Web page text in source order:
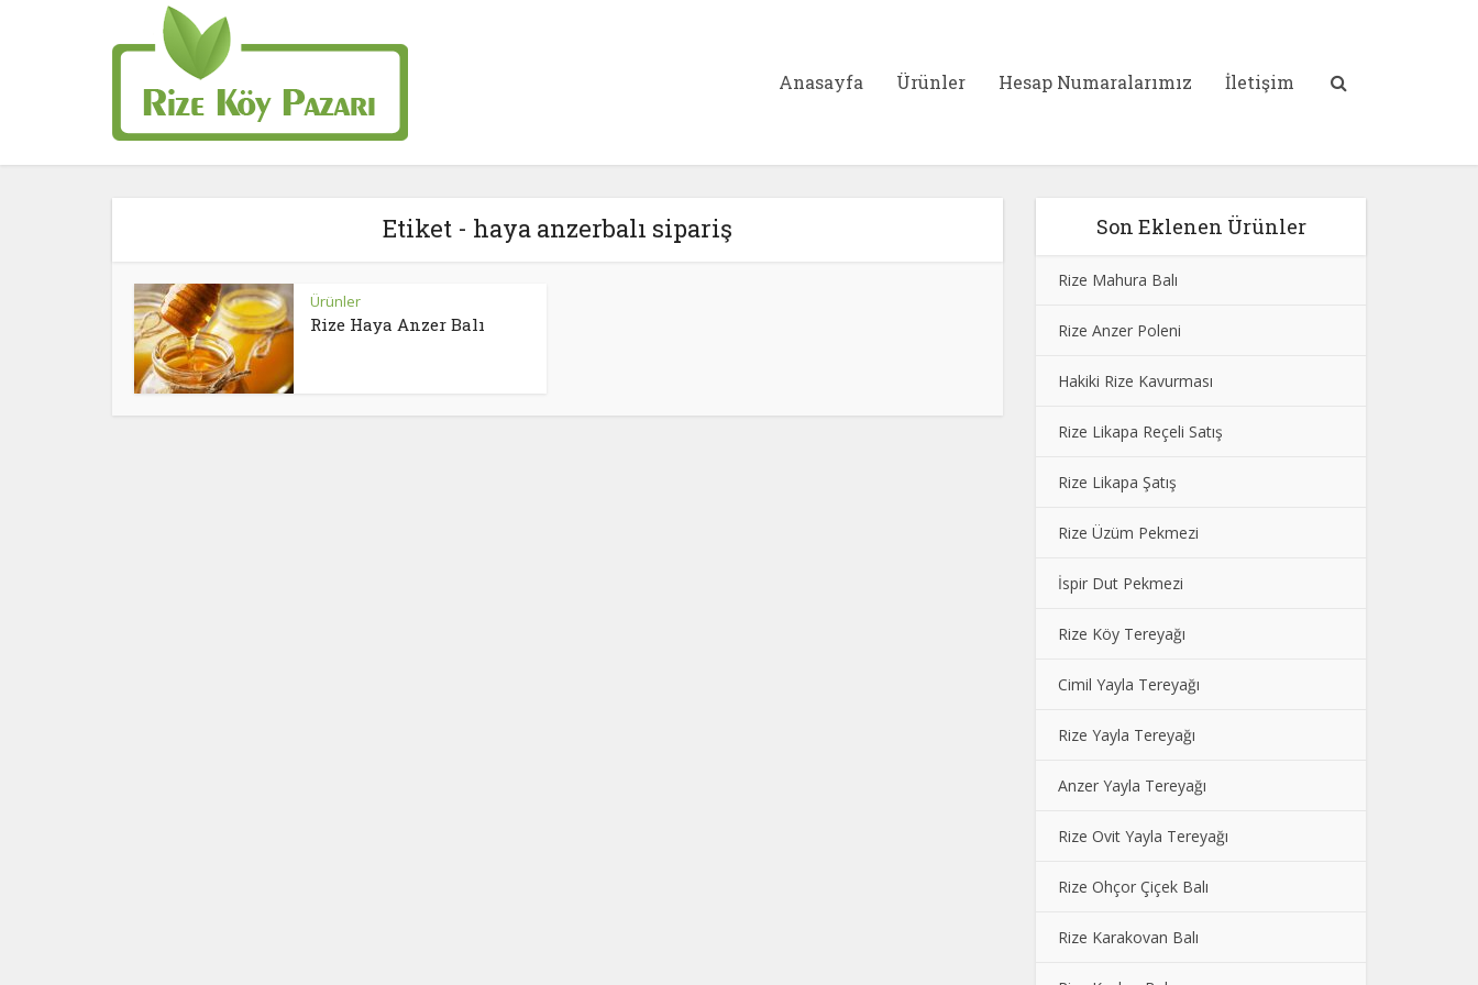
Anasayfa Ürünler Hesap Numaralarımız İletişim
Etiket - haya anzerbalı sipariş
Ürünler
Rize Haya Anzer Balı
Son Eklenen Ürünler
Rize Mahura Balı
Rize Anzer Poleni
Hakiki Rize Kavurması
Rize Likapa Reçeli Satış
Rize Likapa Şatış
Rize Üzüm Pekmezi
İspir Dut Pekmezi
Rize Köy Tereyağı
Cimil Yayla Tereyağı
Rize Yayla Tereyağı
Anzer Yayla Tereyağı
Rize Ovit Yayla Tereyağı
Rize Ohçor Çiçek Balı
Rize Karakovan Balı